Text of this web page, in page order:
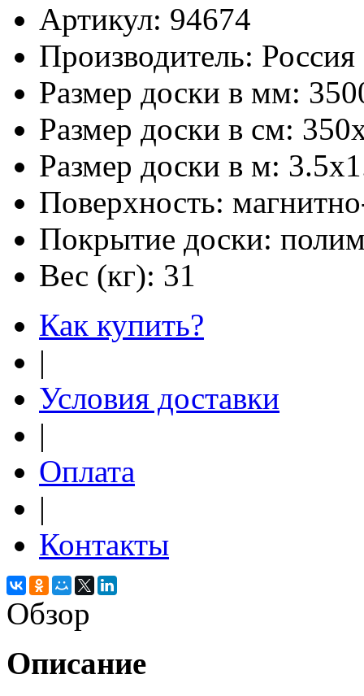
Артикул: 94674
Производитель: Россия
Размер доски в мм:
Размер доски в см:
Размер доски в м:
Поверхность:
Покрытие доски:
Вес (кг): 31
Как купить?
|
Условия доставки
|
Оплата
|
Контакты
Обзор
Описание